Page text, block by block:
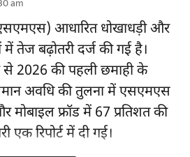
am
आधारित धोखाधड़ी और
में तेज बढ़ोतरी दर्ज की गई है।
से 2026 की पहली छमाही के
अवधि की तुलना में एसएमएस
फ्रॉड में 67 प्रतिशत की
एक रिपोर्ट में दी गई।